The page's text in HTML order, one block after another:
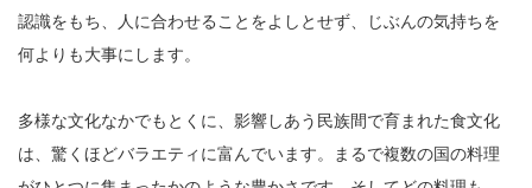
認識をもち、人に合わせることをよしとせず、じぶんの気持ちを
何よりも大事にします。
多様な文化なかでもとくに、影響しあう民族間で育まれた食文化
は、驚くほどバラエティに富んでいます。まるで複数の国の料理